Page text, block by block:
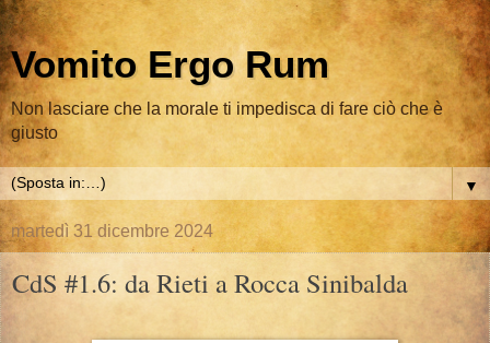
Vomito Ergo Rum
Non lasciare che la morale ti impedisca di fare ciò che è
giusto
▼
martedì 31 dicembre 2024
CdS #1.6: da Rieti a Rocca Sinibalda